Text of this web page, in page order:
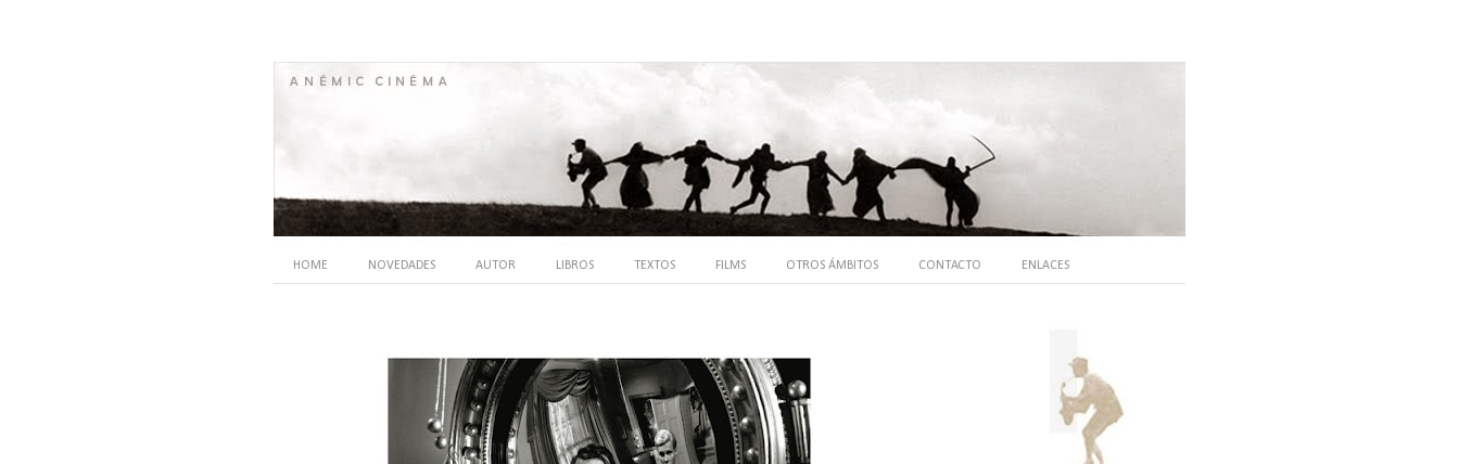
HOME NOVEDADES AUTOR LIBROS TEXTOS FILMS OTROS ÁMBITOS CONTACTO ENLACES